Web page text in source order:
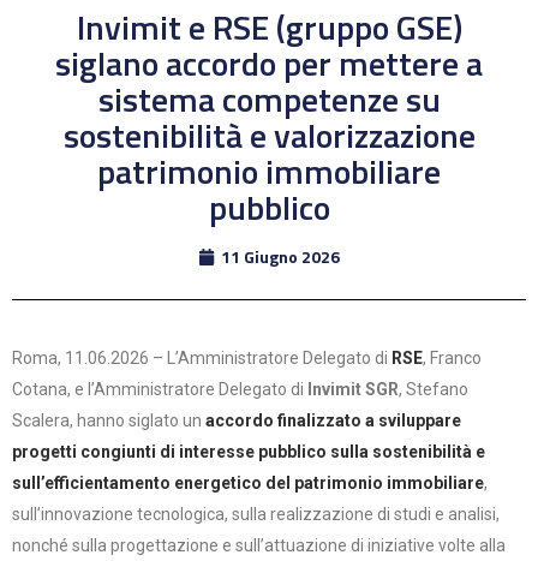
Invimit e RSE (gruppo GSE)
siglano accordo per mettere a
sistema competenze su
sostenibilità e valorizzazione
patrimonio immobiliare
pubblico
11 Giugno 2026
Roma, 11.06.2026 – L’Amministratore Delegato di RSE, Franco
Cotana, e l’Amministratore Delegato di Invimit SGR, Stefano
Scalera, hanno siglato un accordo finalizzato a sviluppare
progetti congiunti di interesse pubblico sulla sostenibilità e
sull’efficientamento energetico del patrimonio immobiliare,
sull’innovazione tecnologica, sulla realizzazione di studi e analisi,
nonché sulla progettazione e sull’attuazione di iniziative volte alla